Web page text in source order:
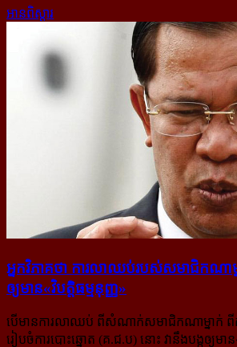
អានពិស្ដារ
អ្នកវិភាគថា ការ​លា​ឈប់​របស់​សមាជិក​ណា​
ឲ្យ​មាន​«វិបត្តិ​ធម្មនុញ្ញ»
បើមានការលាឈប់ ពីសំណាក់សមាជិកណាម្នាក់ ពីគ
រៀបចំការបោះឆ្នោត (គ.ជ.ប) នោះ ​វា​នឹង​បង្ក​ឲ្យមាន